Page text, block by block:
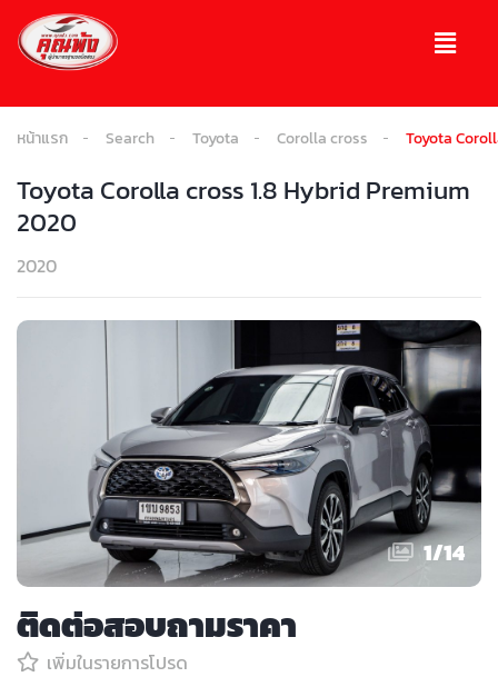
หน้าแรก Search Toyota Corolla cross Toyota
Toyota Corolla cross 1.8 Hybrid Premium
2020
2020
1/14
ติดต่อสอบถามราคา
เพิ่มในรายการโปรด